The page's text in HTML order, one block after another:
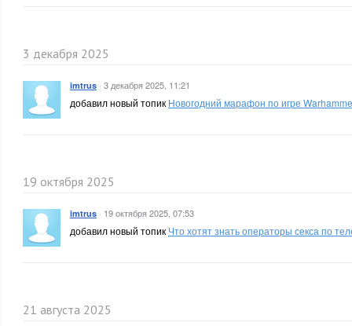
3 декабря 2025
imtrus · 3 декабря 2025, 11:21
добавил новый топик Новогодний марафон по игре
19 октября 2025
imtrus · 19 октября 2025, 07:53
добавил новый топик Что хотят знать операторы секса по
21 августа 2025